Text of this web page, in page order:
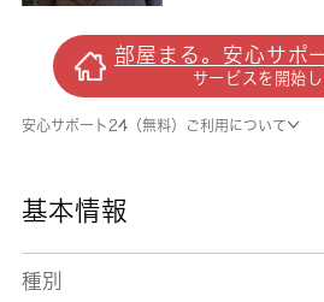
です。賃貸住宅情報
したら当社にご連絡
ることや不明な点に
部屋まる。安心サポ
サービスを開始し
安心サポート24（無料）ご利用について
基本情報
種別